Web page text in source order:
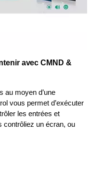
avec CMND &
au moyen d’une
vous permet d’exécuter
les entrées et
contrôliez un écran, ou